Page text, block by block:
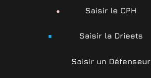
Saisir le CPH
Saisir la Drieets
Saisir un Défenseur